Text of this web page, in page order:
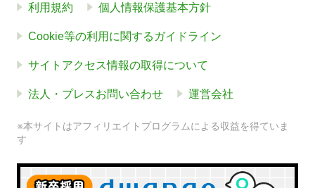
利用規約 個人情報保護基本方針
Cookie等の利用に関するガイドライン
サイトアクセス情報の取得について
法人・プレスお問い合わせ 運営会社
※本サイトはアフィリエイトプログラムによる収益を得ていま
す